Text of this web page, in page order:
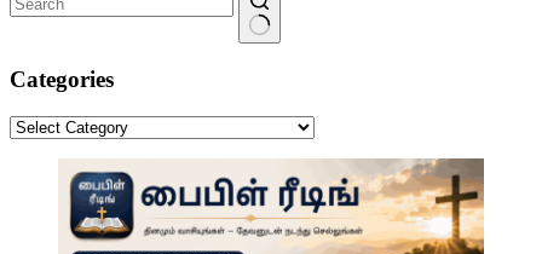
results
Categories
Categories